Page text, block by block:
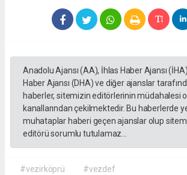
Anadolu Ajansı (AA), İhlas Haber Ajansı
Haber Ajansı (DHA) ve diğer ajanslar
haberler, sitemizin editörlerinin müdahalesi
kanallarından çekilmektedir. Bu haberlerde
muhataplar haberi geçen ajanslar olup
editörü sorumlu tutulamaz...
#vezirköprü
#vezdef